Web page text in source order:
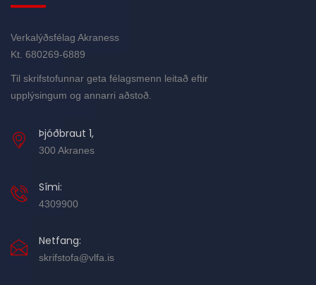
Verkalýðsfélag Akraness
Kt. 680269-6889
Til skrifstofunnar geta félagsmenn leitað eftir
upplýsingum og annarri aðstoð.
Þjóðbraut 1,
300 Akranes
Sími:
4309900
Netfang:
skrifstofa@vlfa.is